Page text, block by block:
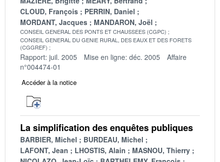
CLOUD, François
PERRIN, Daniel
MORDANT, Jacques
MANDARON, Joël
CONSEIL GENERAL DES PONTS ET CHAUSSEES (CGPC)
CONSEIL GENERAL DU GENIE RURAL, DES EAUX ET DES FORETS
(CGGREF)
Rapport: juil. 2005 Mise en ligne: déc. 2005
Affaire
n°004474-01
Accéder à la notice
La simplification des enquêtes publiques
BARBIER, Michel
BURDEAU, Michel
LAFONT, Jean
LHOSTIS, Alain
MASNOU, Thierry